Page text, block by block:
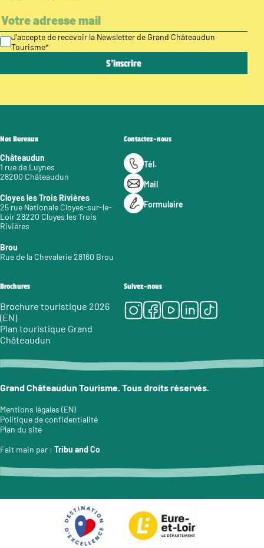
J’accepte de recevoir la Newsletter de Grand Châteaudun
Tourisme*
Nos Bureaux
Châteaudun
1 rue de Luynes
28200 Châteaudun
Cloyes les Trois Rivières
25 rue Nationale Cloyes-sur-le-
Loir 28220 Cloyes les Trois
Rivières
Brou
Rue de la Chevalerie 28160 Brou
Contactez-nous
Tél.
Mail
Formulaire
Brochures
Brochure touristique 2026
(EN)
Plan touristique Grand
Châteaudun
Suivez-nous
Instagram
Facebook
Youtube
LinkedIn
Tiktok
Grand Châteaudun Tourisme. Tous droits réservés.
Mentions légales (EN)
Politique de confidentialité
Plan du site
Fait main par : Tribu and Co